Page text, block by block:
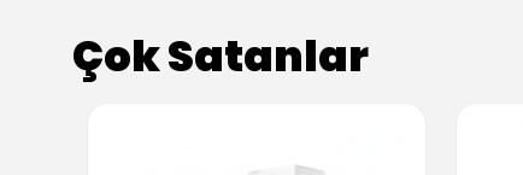
Çok Satanlar